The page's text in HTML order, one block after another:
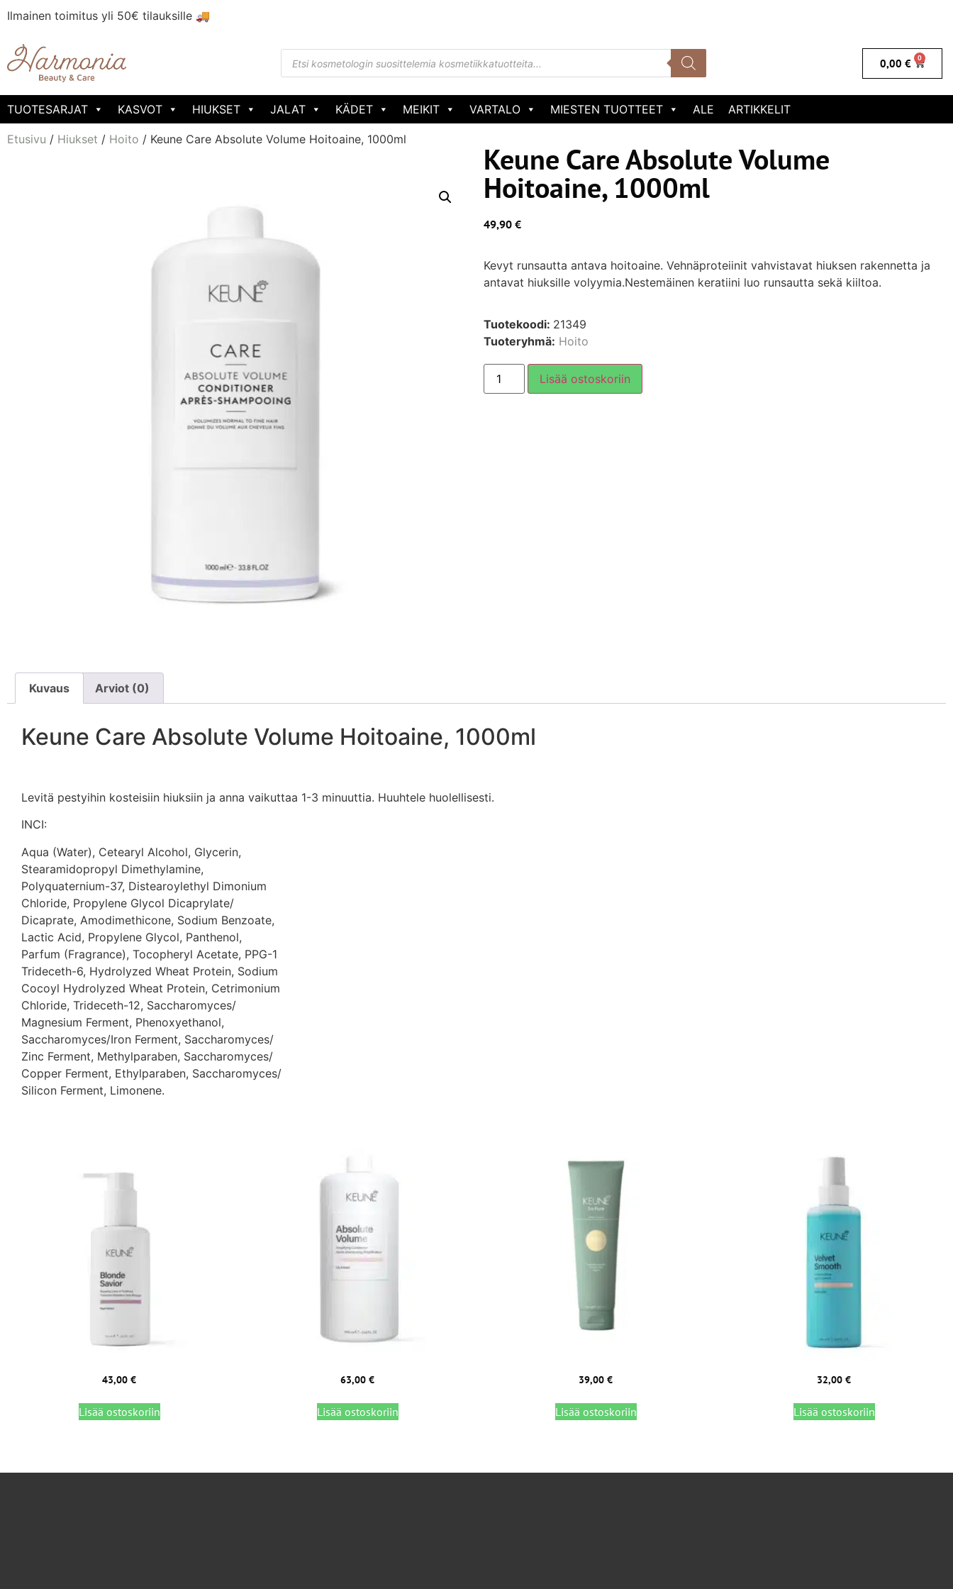
Ilmainen toimitus yli 50€ tilauksille 🚚
0,00 € 0
TUOTESARJAT KASVOT HIUKSET JALAT KÄDET MEIKIT VARTALO MIESTEN TUOTTEET ALE ARTIKKELIT
Etusivu / Hiukset / Hoito / Keune Care Absolute Volume Hoitoaine, 1000ml
Keune Care Absolute Volume
Hoitoaine, 1000ml
49,90 €
Kevyt runsautta antava hoitoaine. Vehnäproteiinit vahvistavat hiuksen rakennetta ja
antavat hiuksille volyymia.Nestemäinen keratiini luo runsautta sekä kiiltoa.
Tuotekoodi: 21349
Tuoteryhmä: Hoito
Lisää ostoskoriin
Kuvaus Arviot (0)
Keune Care Absolute Volume Hoitoaine, 1000ml
Levitä pestyihin kosteisiin hiuksiin ja anna vaikuttaa 1-3 minuuttia. Huuhtele huolellisesti.
INCI:
Aqua (Water), Cetearyl Alcohol, Glycerin,
Stearamidopropyl Dimethylamine,
Polyquaternium-37, Distearoylethyl Dimonium
Chloride, Propylene Glycol Dicaprylate/
Dicaprate, Amodimethicone, Sodium Benzoate,
Lactic Acid, Propylene Glycol, Panthenol,
Parfum (Fragrance), Tocopheryl Acetate, PPG-1
Trideceth-6, Hydrolyzed Wheat Protein, Sodium
Cocoyl Hydrolyzed Wheat Protein, Cetrimonium
Chloride, Trideceth-12, Saccharomyces/
Magnesium Ferment, Phenoxyethanol,
Saccharomyces/Iron Ferment, Saccharomyces/
Zinc Ferment, Methylparaben, Saccharomyces/
Copper Ferment, Ethylparaben, Saccharomyces/
Silicon Ferment, Limonene.
43,00 €
Lisää ostoskoriin
63,00 €
Lisää ostoskoriin
39,00 €
Lisää ostoskoriin
32,00 €
Lisää ostoskoriin